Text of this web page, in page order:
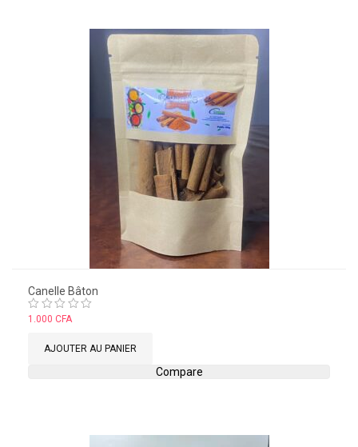
Canelle Bâton
Note
1.000 CFA
AJOUTER AU PANIER
Compare